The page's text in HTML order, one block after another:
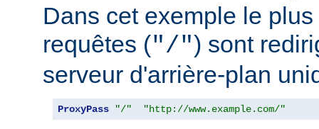
Dans cet exemple le
requêtes ("/") sont
serveur d'arrière-plan
ProxyPass "/" "http://www.example.com/"